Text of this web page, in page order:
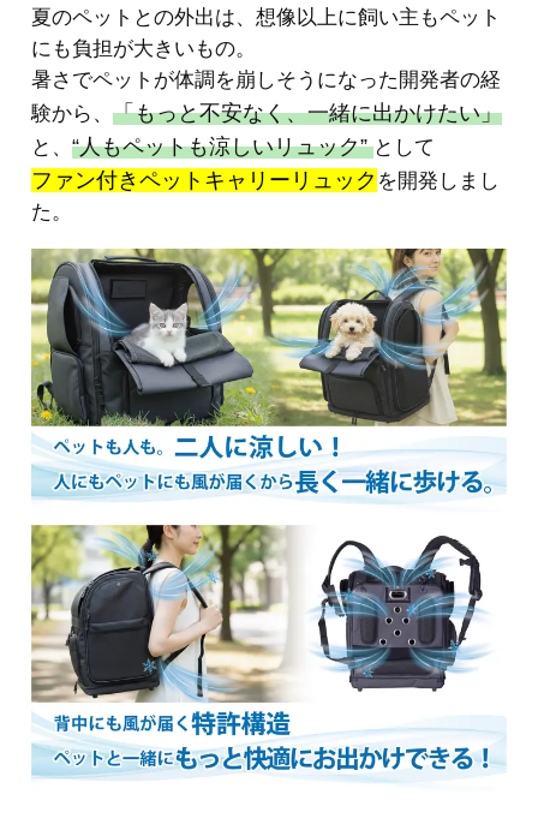
夏のペットとの外出は、想像以上に飼い主もペット
にも負担が大きいもの。
暑さでペットが体調を崩しそうになった開発者の経
験から、 「もっと不安なく、一緒に出かけたい」
と、 “人もペットも涼しいリュック”として
ファン付きペットキャリーリュック を開発しまし
た。